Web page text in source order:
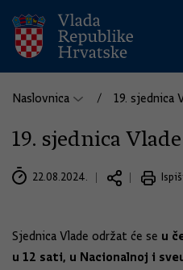
Naslovnica 19. sjednica
19. sjednica Vlade
22.08.2024.
Sjednica Vlade održat će se u
u 12 sati, u Nacionalnoj i